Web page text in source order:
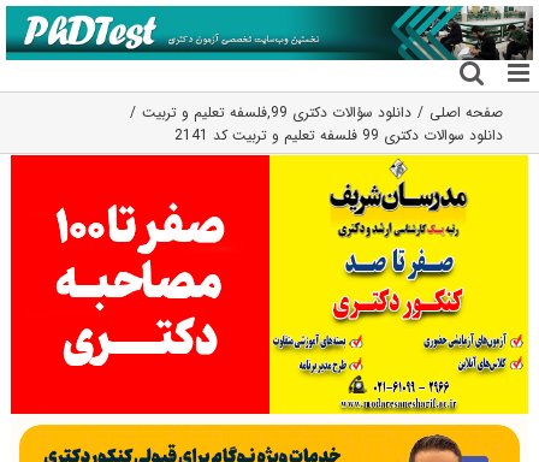
رفتن
به
محتوا
صفحه اصلی دانلود سؤالات دکتری 99 ,فلسفه تعلیم و تربیت
دانلود سوالات دکتری 99 فلسفه تعلیم و تربیت کد 2141